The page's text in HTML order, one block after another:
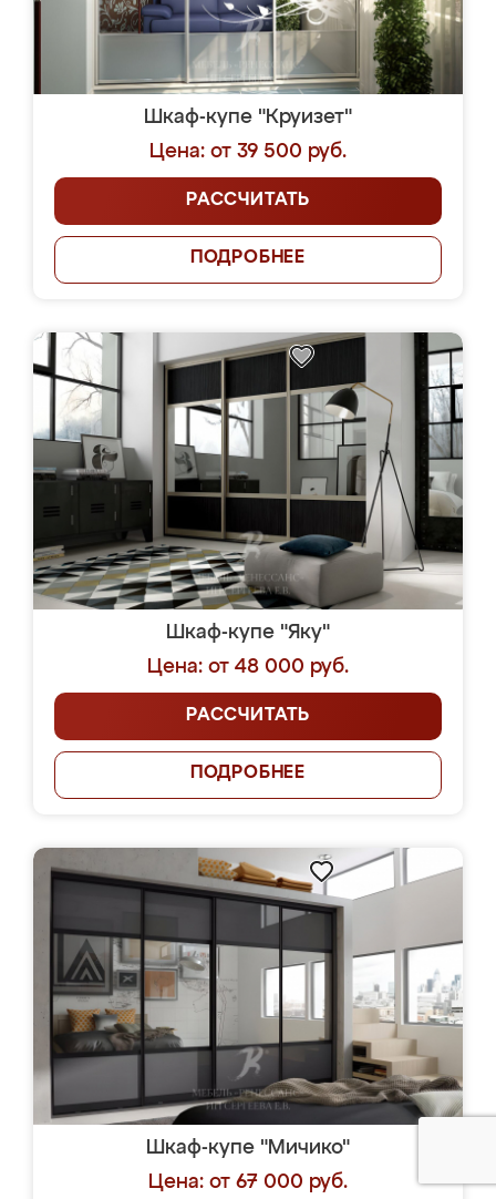
Шкаф-купе "Круизет"
Цена: от 39 500 руб.
РАССЧИТАТЬ
ПОДРОБНЕЕ
Шкаф-купе "Яку"
Цена: от 48 000 руб.
РАССЧИТАТЬ
ПОДРОБНЕЕ
Шкаф-купе "Мичико"
Цена: от 67 000 руб.